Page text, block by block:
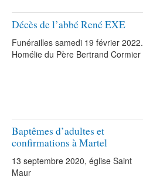
Décès de l’abbé René EXE
Funérailles samedi 19 février 2022.
Homélie du Père Bertrand Cormier
Baptêmes d’adultes et
confirmations à Martel
13 septembre 2020, église Saint
Maur